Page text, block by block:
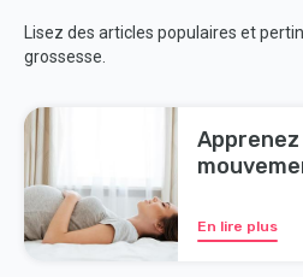
Lisez des articles populaires et
grossesse.
En lire plus